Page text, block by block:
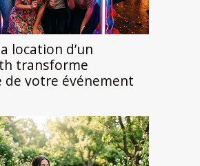
location d’un
transforme
de votre événement